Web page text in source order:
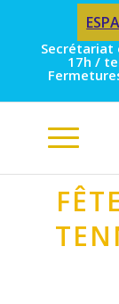
Secrétariat
17h /